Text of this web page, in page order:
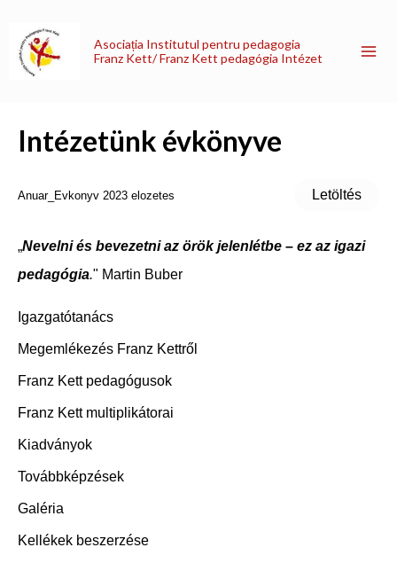
content
Asociația Institutul pentru pedagogia
Franz Kett/ Franz Kett pedagógia Intézet
Intézetünk évkönyve
Anuar_Evkonyv 2023 elozetes Letöltés
„Nevelni és bevezetni az örök jelenlétbe – ez az igazi
pedagógia." Martin Buber
Igazgatótanács
Megemlékezés Franz Kettről
Franz Kett pedagógusok
Franz Kett multiplikátorai
Kiadványok
Továbbképzések
Galéria
Kellékek beszerzése